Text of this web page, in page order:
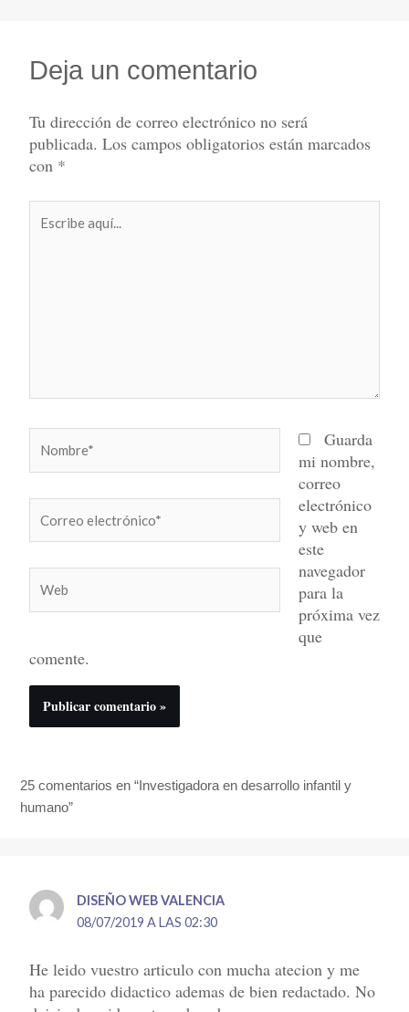
Deja un comentario
Tu dirección de correo electrónico no será
publicada. Los campos obligatorios están marcados
con *
aquí...
electrónico*
Guarda
mi nombre,
correo
electrónico
y web en
este
navegador
para la
próxima vez
que
comente.
25 comentarios en “Investigadora en desarrollo infantil y
humano”
DISEÑO WEB VALENCIA
08/07/2019 A LAS 02:30
He leido vuestro articulo con mucha atecion y me
ha parecido didactico ademas de bien redactado. No